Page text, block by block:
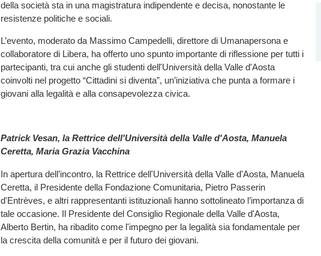
della società sta in una magistratura indipendente e decisa, nonostante le
resistenze politiche e sociali.
L’evento, moderato da Massimo Campedelli, direttore di Umanapersona e
collaboratore di Libera, ha offerto uno spunto importante di riflessione per tutti i
partecipanti, tra cui anche gli studenti dell'Università della Valle d'Aosta
coinvolti nel progetto “Cittadini si diventa”, un’iniziativa che punta a formare i
giovani alla legalità e alla consapevolezza civica.
Patrick Vesan, la Rettrice dell'Università della Valle d'Aosta, Manuela
Ceretta, Maria Grazia Vacchina
In apertura dell’incontro, la Rettrice dell'Università della Valle d'Aosta, Manuela
Ceretta, il Presidente della Fondazione Comunitaria, Pietro Passerin
d'Entrèves, e altri rappresentanti istituzionali hanno sottolineato l’importanza di
tale occasione. Il Presidente del Consiglio Regionale della Valle d'Aosta,
Alberto Bertin, ha ribadito come l'impegno per la legalità sia fondamentale per
la crescita della comunità e per il futuro dei giovani.